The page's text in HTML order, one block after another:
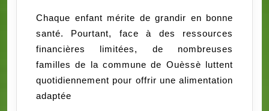
:
L’ONG
RACINES
offre
un
benin
Chaque enfant mérite de grandir en bonne
santé. Pourtant, face à des ressources
financières limitées, de nombreuses
familles de la commune de Ouèssè luttent
quotidiennement pour offrir une alimentation
adaptée